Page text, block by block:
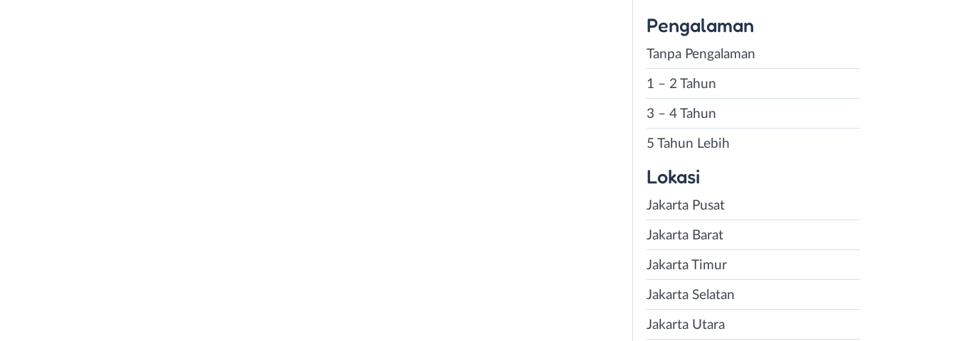
Pengalaman
Tanpa Pengalaman
1 – 2 Tahun
3 – 4 Tahun
5 Tahun Lebih
Lokasi
Jakarta Pusat
Jakarta Barat
Jakarta Timur
Jakarta Selatan
Jakarta Utara